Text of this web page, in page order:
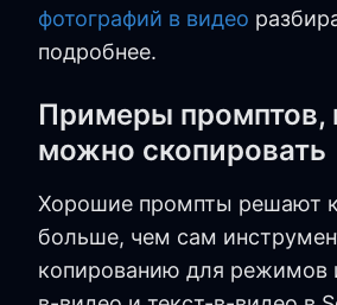
фотографий в видео
подробнее.
Примеры промптов,
можно скопировать
Хорошие промпты решают
больше, чем сам
копированию для режимов